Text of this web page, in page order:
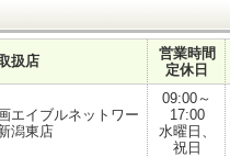
扱店
営業時間
定休日
エイブルネットワー
潟東店
09:00～
17:00
水曜日、
祝日